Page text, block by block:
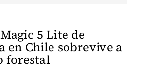
5 Lite de
en Chile sobrevive a
forestal